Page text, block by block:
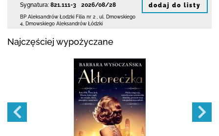
Sygnatura: 821.111-3
2026/08/28
BP Aleksandrów Łodzki Filia nr 2
ul. Dmowskiego
4 Dmowskiego Aleksandrów Łódzki
dodaj do listy
Najczęściej wypożyczane